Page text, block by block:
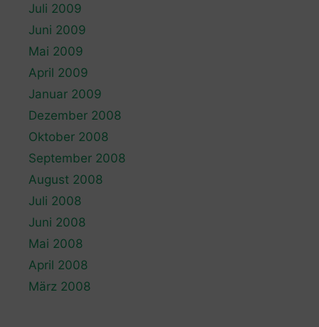
Juli 2009
Juni 2009
Mai 2009
April 2009
Januar 2009
Dezember 2008
Oktober 2008
September 2008
August 2008
Juli 2008
Juni 2008
Mai 2008
April 2008
März 2008